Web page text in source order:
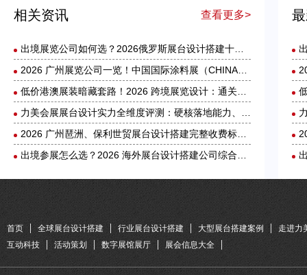
相关资讯 查看更多>
首页 全球展台设计搭建 行业展台设计搭建 大型展台搭建案例
走进力
互动科技
活动策划 数字展馆展厅 展会信息大全